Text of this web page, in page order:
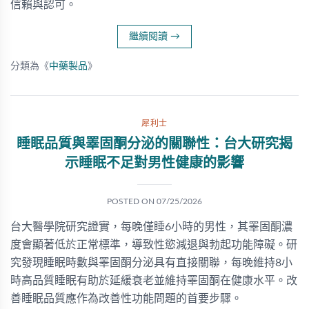
信賴與認可。
繼續閱讀 →
分類為《中藥製品》
犀利士
睡眠品質與睪固酮分泌的關聯性：台大研究揭
示睡眠不足對男性健康的影響
POSTED ON 07/25/2026
台大醫學院研究證實，每晚僅睡6小時的男性，其睪固酮濃
度會顯著低於正常標準，導致性慾減退與勃起功能障礙。研
究發現睡眠時數與睪固酮分泌具有直接關聯，每晚維持8小
時高品質睡眠有助於延緩衰老並維持睪固酮在健康水平。改
善睡眠品質應作為改善性功能問題的首要步驟。